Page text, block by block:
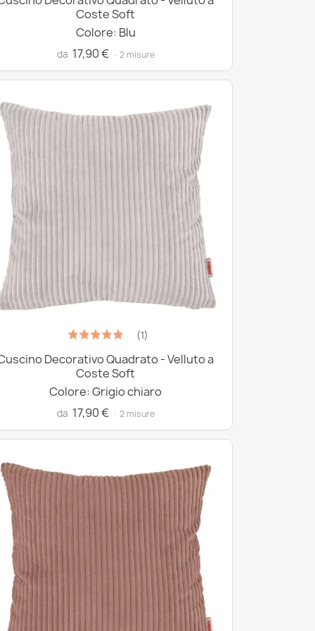
Coste Soft
Colore: Blu
da 17,90 € · 2 misure
(1)
Decorativo Quadrato - Velluto a
Coste Soft
Colore: Grigio chiaro
da 17,90 € · 2 misure